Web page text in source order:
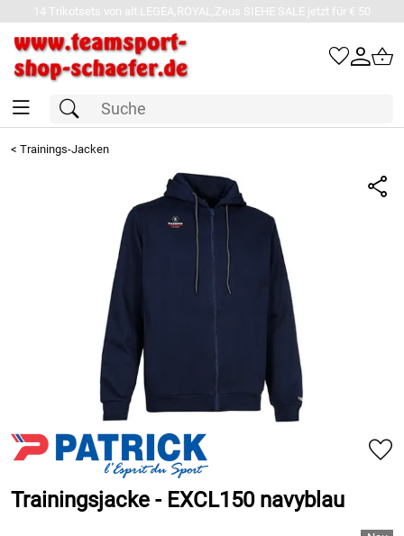
14 Trikotsets von alt.LEGEA,ROYAL,Zeus SIEHE SALE jetzt für € 50
< Trainings-Jacken
Trainingsjacke - EXCL150 navyblau